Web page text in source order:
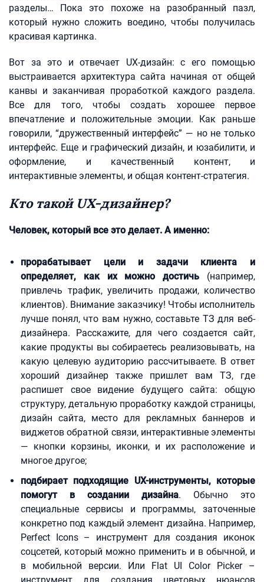
разделы… Пока это похоже на разобранный пазл,
который нужно сложить воедино, чтобы получилась
красивая картинка.
Вот за это и отвечает UX-дизайн: с его помощью
выстраивается архитектура сайта начиная от общей
канвы и заканчивая проработкой каждого раздела.
Все для того, чтобы создать хорошее первое
впечатление и положительные эмоции. Как раньше
говорили, “дружественный интерфейс” — но не только
интерфейс. Еще и графический дизайн, и юзабилити, и
оформление, и качественный контент, и
интерактивные элементы, и общая контент-стратегия.
Кто такой UX-дизайнер?
Человек, который все это делает. А именно:
прорабатывает цели и задачи клиента и
определяет, как их можно достичь (например,
привлечь трафик, увеличить продажи, количество
клиентов). Внимание заказчику! Чтобы исполнитель
лучше понял, что вам нужно, составьте ТЗ для веб-
дизайнера. Расскажите, для чего создается сайт,
какие продукты вы собираетесь реализовывать, на
какую целевую аудиторию рассчитываете. В ответ
хороший дизайнер также пришлет вам ТЗ, где
распишет свое видение будущего сайта: общую
структуру, детальную проработку каждой страницы,
дизайн сайта, место для рекламных баннеров и
виджетов обратной связи, интерактивные элементы
— кнопки корзины, иконки, и их расположение и
многое другое;
подбирает подходящие UX-инструменты, которые
помогут в создании дизайна. Обычно это
специальные сервисы и программы, заточенные
конкретно под каждый элемент дизайна. Например,
Perfect Icons – инструмент для создания иконок
соцсетей, который можно применить и в обычной, и
в мобильной версии. Или Flat UI Color Picker –